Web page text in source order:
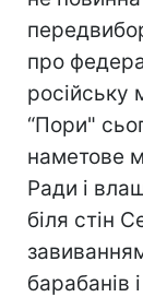
про
російську
“Пори"
наметове
Ради і
біля стін
барабанів